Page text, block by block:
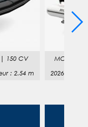
|
150 CV
:2.54 m
MOTEUR
2026